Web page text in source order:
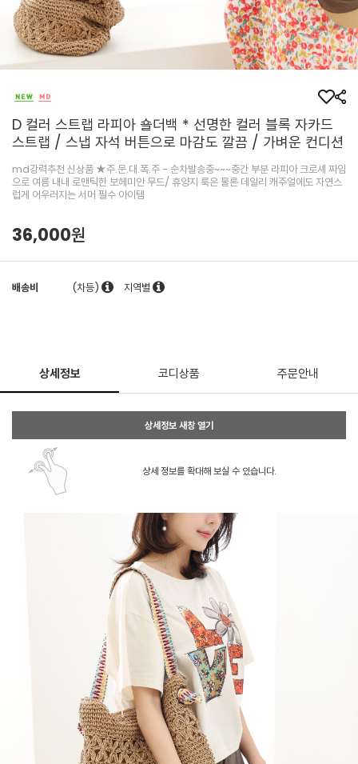
D 컬러 스트랩 라피아 숄더백 * 선명한 컬러 블록 자카드
스트랩 / 스냅 자석 버튼으로 마감도 깔끔 / 가벼운 컨디션
md강력추천 신상품 ★주.문.대.폭.주 - 순차발송중~~~중간 부분 라피아 크로셰 짜임
으로 여름 내내 로맨틱한 보헤미안 무드/ 휴양지 룩은 물론 데일리 캐주얼에도 자연스
럽게 어우러지는 서머 필수 아이템
36,000원
배송비 (차등) 지역별
상세정보 코디상품 주문안내
상세정보 새창 열기
상세 정보를 확대해 보실 수 있습니다.